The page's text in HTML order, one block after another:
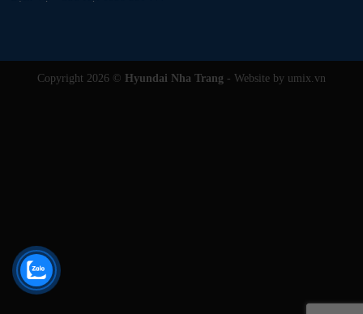
Copyright 2026 © Hyundai Nha Trang - Website by umix.vn